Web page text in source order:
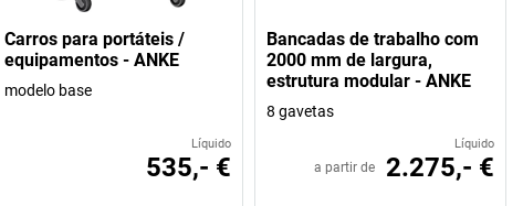
Carros para portáteis /
equipamentos - ANKE
modelo base
Líquido
535,- €
Bancadas de trabalho com
2000 mm de largura,
estrutura modular - ANKE
8 gavetas
Líquido
a partir de 2.275,- €